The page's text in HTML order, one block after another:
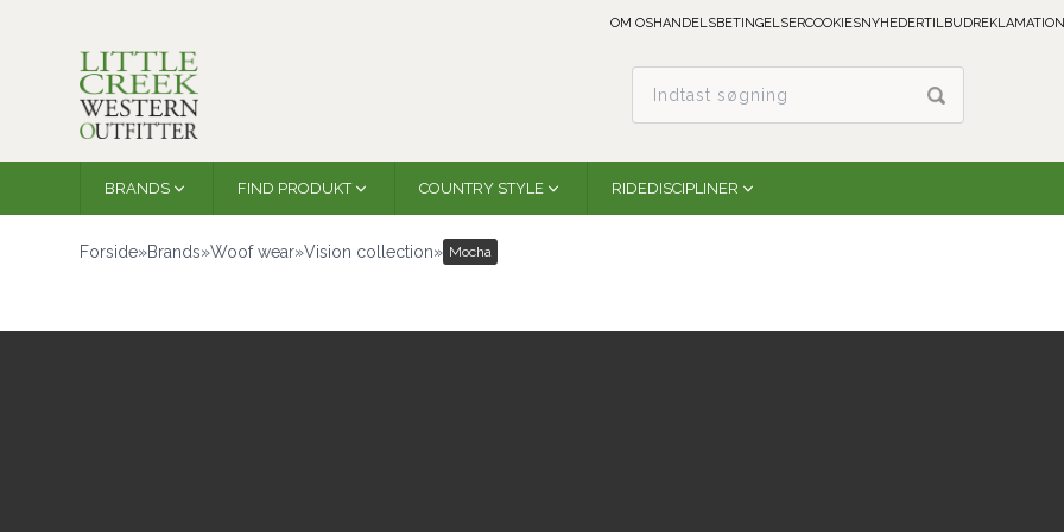
OM OSHANDELSBETINGELSERCOOKIESNYHEDERTILBUD
BRANDS FIND PRODUKT COUNTRY STYLE RIDEDISCIPLINER
Forside»Brands»Woof wear»Vision collection» Mocha